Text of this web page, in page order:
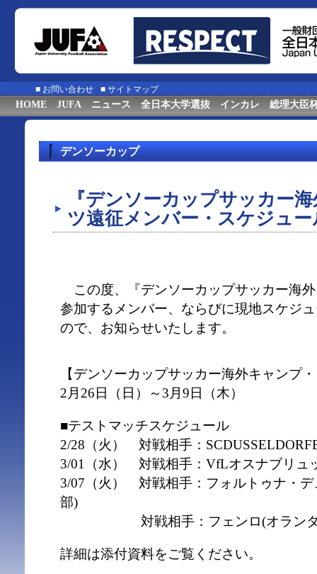
■ お問い合わせ ■ サイトマップ
HOME JUFA ニュース 全日本大学選抜 インカレ 総理大臣
デンソーカップ
『デンソーカップサッカー
ツ遠征メンバー・スケジュ
この度、『デンソーカップサッカー海
参加するメンバー、ならびに現地スケジ
ので、お知らせいたします。
【デンソーカップサッカー海外キャンプ
2月26日（日）～3月9日（木）
■テストマッチスケジュール
2/28（火） 対戦相手：
3/01（水） 対戦相手：VfLオスナブリュ
3/07（火） 対戦相手：フォルトゥナ・デ
部)
対戦相手：フェンロ(オランダ
詳細は添付資料をご覧ください。